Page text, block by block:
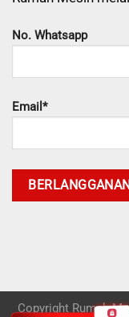
No. Whatsapp
Email*
Copyright Rumah